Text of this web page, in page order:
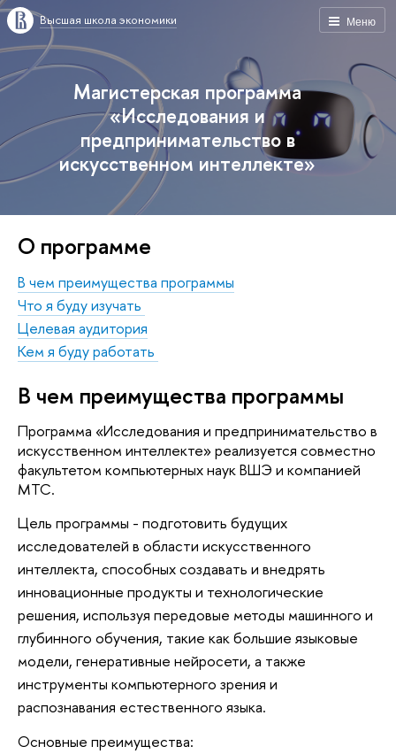
Меню
Высшая школа экономики
Магистерская программа
«Исследования и
предпринимательство в
искусственном интеллекте»
О программе
В чем преимущества программы
Что я буду изучать
Целевая аудитория
Кем я буду работать
В чем преимущества программы
Программа «Исследования и предпринимательство в
искусственном интеллекте» реализуется совместно
факультетом компьютерных наук ВШЭ и компанией
МТС.
Цель программы - подготовить будущих
исследователей в области искусственного
интеллекта, способных создавать и внедрять
инновационные продукты и технологические
решения, используя передовые методы машинного и
глубинного обучения, такие как большие языковые
модели, генеративные нейросети, а также
инструменты компьютерного зрения и
распознавания естественного языка.
Основные преимущества: